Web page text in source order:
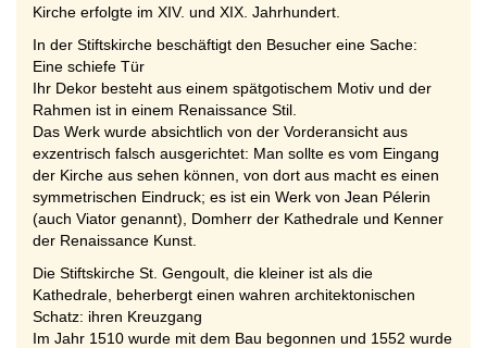
Kirche erfolgte im XIV. und XIX. Jahrhundert.
In der Stiftskirche beschäftigt den Besucher eine Sache:
Eine schiefe Tür
Ihr Dekor besteht aus einem spätgotischem Motiv und der
Rahmen ist in einem Renaissance Stil.
Das Werk wurde absichtlich von der Vorderansicht aus
exzentrisch falsch ausgerichtet: Man sollte es vom Eingang
der Kirche aus sehen können, von dort aus macht es einen
symmetrischen Eindruck; es ist ein Werk von Jean Pélerin
(auch Viator genannt), Domherr der Kathedrale und Kenner
der Renaissance Kunst.
Die Stiftskirche St. Gengoult, die kleiner ist als die
Kathedrale, beherbergt einen wahren architektonischen
Schatz: ihren Kreuzgang
Im Jahr 1510 wurde mit dem Bau begonnen und 1552 wurde